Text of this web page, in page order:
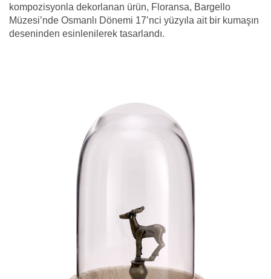
kompozisyonla dekorlanan ürün, Floransa, Bargello
Müzesi’nde Osmanlı Dönemi 17’nci yüzyıla ait bir kumaşın
deseninden esinlenilerek tasarlandı.